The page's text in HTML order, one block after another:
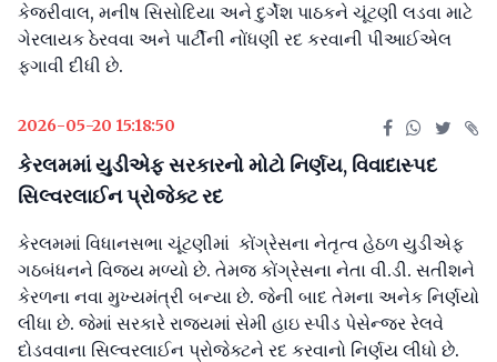
કેજરીવાલ, મનીષ સિસોદિયા અને દુર્ગેશ પાઠકને ચૂંટણી લડવા માટે
ગેરલાયક ઠેરવવા અને પાર્ટીની નોંધણી રદ કરવાની પીઆઈએલ
ફગાવી દીધી છે.
2026-05-20 15:18:50
કેરલમમાં યુડીએફ સરકારનો મોટો નિર્ણય, વિવાદાસ્પદ
સિલ્વરલાઈન પ્રોજેક્ટ રદ
કેરલમમાં વિધાનસભા ચૂંટણીમાં કોંગ્રેસના નેતૃત્વ હેઠળ યુડીએફ
ગઠબંધનને વિજય મળ્યો છે. તેમજ કોંગ્રેસના નેતા વી.ડી. સતીશને
કેરળના નવા મુખ્યમંત્રી બન્યા છે. જેની બાદ તેમના અનેક નિર્ણયો
લીધા છે. જેમાં સરકારે રાજ્યમાં સેમી હાઇ સ્પીડ પેસેન્જર રેલવે
દોડવવાના સિલ્વરલાઈન પ્રોજેક્ટને રદ કરવાનો નિર્ણય લીધો છે.